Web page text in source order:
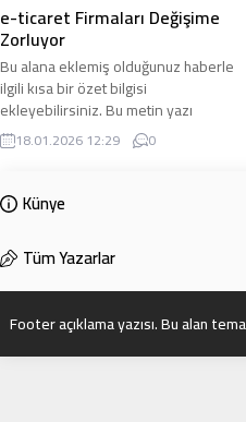
e-ticaret Firmaları Değişime
Zorluyor
Bu alana eklemiş olduğunuz haberle
ilgili kısa bir özet bilgisi
ekleyebilirsiniz. Bu metin yazı
düzenleme sayfasında “Özet”
bölümünden eklenebilir. Özet
olarak bu şekilde gösterilir,
eklenmemişse bu alan boş kalır.
18.01.2026 12:29 0
Künye
Tüm Yazarlar
Footer açıklama yazısı. Bu alan